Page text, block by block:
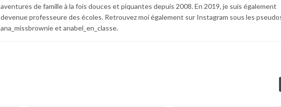
aventures de famille à la fois douces et piquantes depuis 2008. En 2019, je suis également
devenue professeure des écoles. Retrouvez moi également sur Instagram sous les
ana_missbrownie et anabel_en_classe.